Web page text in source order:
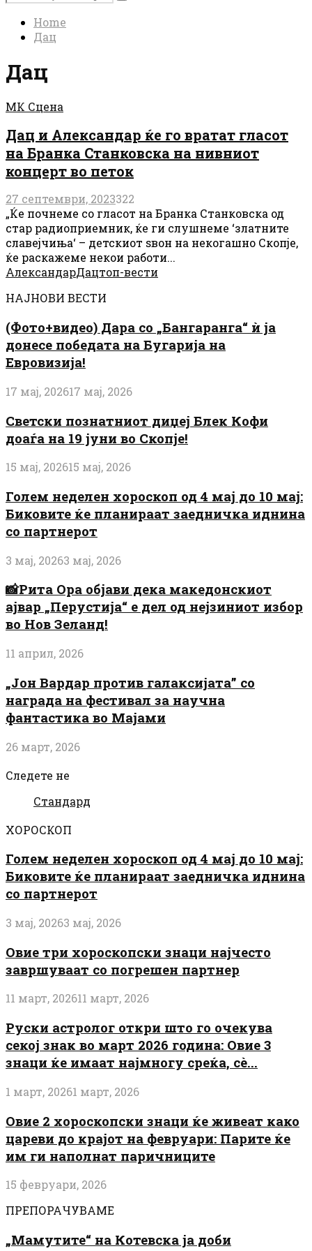
for:
Search
Home
Дац
Дац
МК Сцена
Дац и Александар ќе го вратат гласот
на Бранка Станковска на нивниот
концерт во петок
27 септември, 2023322
„Ќе почнеме со гласот на Бранка Станковска од
стар радиоприемник, ќе ги слушнеме ‘златните
славејчиња‘ – детскиот ѕвон на некогашно Скопје,
ќе раскажеме некои работи...
АлександарДацтоп-вести
НАЈНОВИ ВЕСТИ
(Фото+видео) Дара со „Бангаранга“ ѝ ја
донесе победата на Бугарија на
Евровизија!
17 мај, 202617 мај, 2026
Светски познатниот диџеј Блек Кофи
доаѓа на 19 јуни во Скопје!
15 мај, 202615 мај, 2026
Голем неделен хороскоп од 4 мај до 10 мај:
Биковите ќе планираат заедничка иднина
со партнерот
3 мај, 20263 мај, 2026
📸Рита Ора објави дека македонскиот
ајвар „Перустија“ е дел од нејзиниот избор
во Нов Зеланд!
11 април, 2026
„Јон Вардар против галаксијата” со
награда на фестивал за научна
фантастика во Мајами
26 март, 2026
Следете не
Стандард
ХОРОСКОП
Голем неделен хороскоп од 4 мај до 10 мај:
Биковите ќе планираат заедничка иднина
со партнерот
3 мај, 20263 мај, 2026
Овие три хороскопски знаци најчесто
завршуваат со погрешен партнер
11 март, 202611 март, 2026
Руски астролог откри што го очекува
секој знак во март 2026 година: Овие 3
знаци ќе имаат најмногу среќа, сè...
1 март, 20261 март, 2026
Овие 2 хороскопски знаци ќе живеат како
цареви до крајот на февруари: Парите ќе
им ги наполнат паричниците
15 февруари, 2026
ПРЕПОРАЧУВАМЕ
„Мамутите“ на Котевска ја доби